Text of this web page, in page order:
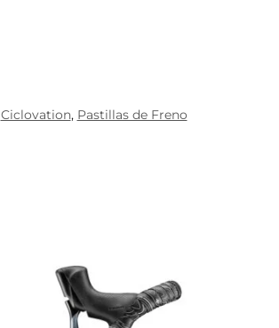
Ciclovation, Pastillas de Freno